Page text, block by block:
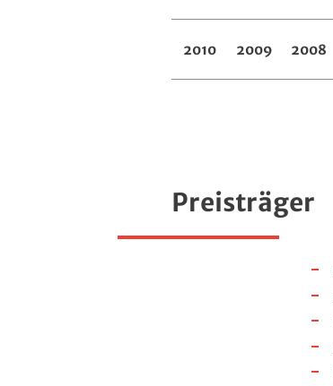
2010 2009 2008
Preisträger